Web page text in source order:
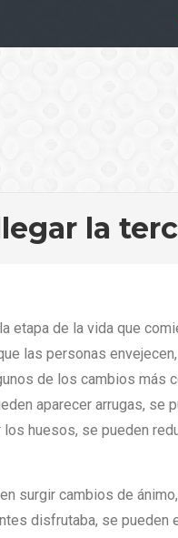
la
etapa de la vida que
las personas
de los cambios más
aparecer arrugas, se
huesos, se pueden
surgir cambios de
disfrutaba, se pueden